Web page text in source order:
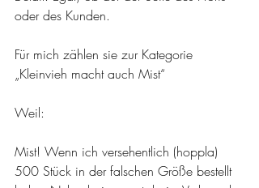
oder des Kunden.
Für mich zählen sie zur Kategorie
„Kleinvieh macht auch Mist“
Weil:
Mist! Wenn ich versehentlich (hoppla)
500 Stück in der falschen Größe bestellt